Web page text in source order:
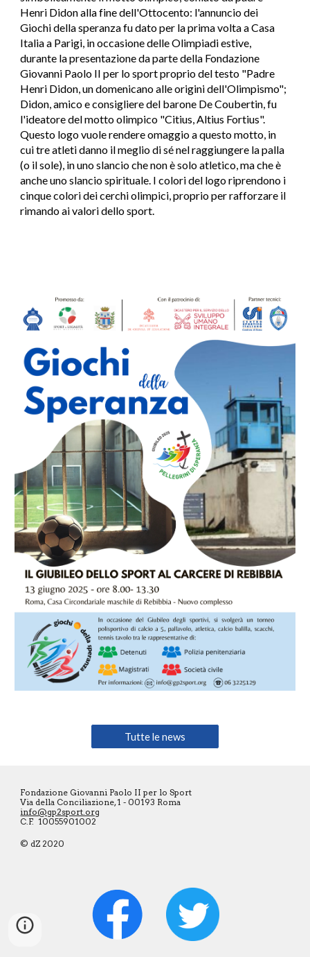
Henri Didon alla fine dell'Ottocento: l'annuncio dei
Giochi della speranza fu dato per la prima volta a Casa
Italia a Parigi, in occasione delle Olimpiadi estive,
durante la presentazione da parte della Fondazione
Giovanni Paolo II per lo sport proprio del testo "Padre
Henri Didon, un domenicano alle origini dell'Olimpismo";
Didon, amico e consigliere del barone De Coubertin, fu
l'ideatore del motto olimpico "Citius, Altius Fortius".
Questo logo vuole rendere omaggio a questo motto, in
cui tre atleti danno il meglio di sé nel raggiungere la palla
(o il sole), in uno slancio che non è solo atletico, ma che è
anche uno slancio spirituale. I colori del logo riprendono i
cinque colori dei cerchi olimpici, proprio per rafforzare il
rimando ai valori dello sport.
Tutte le news
Fondazione Giovanni Paolo II per lo Sport
Via della Conciliazione, 1 - 00193 Roma
info@gp2sport.org
C.F. 10055901002
© dZ 2020